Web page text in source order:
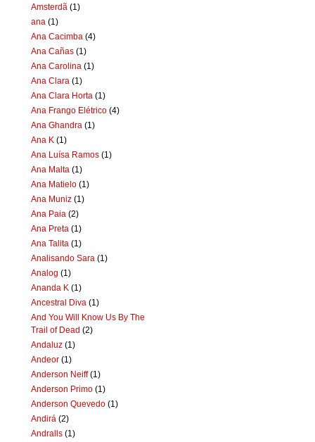
Amsterdã (1)
ana (1)
Ana Cacimba (4)
Ana Cañas (1)
Ana Carolina (1)
Ana Clara (1)
Ana Clara Horta (1)
Ana Frango Elétrico (4)
Ana Ghandra (1)
Ana K (1)
Ana Luísa Ramos (1)
Ana Malta (1)
Ana Matielo (1)
Ana Muniz (1)
Ana Paia (2)
Ana Preta (1)
Ana Talita (1)
Analisando Sara (1)
Analog (1)
Ananda K (1)
Ancestral Diva (1)
And You Will Know Us By The
Trail of Dead (2)
Andaluz (1)
Andeor (1)
Anderson Neiff (1)
Anderson Primo (1)
Anderson Quevedo (1)
Andirá (2)
Andralls (1)